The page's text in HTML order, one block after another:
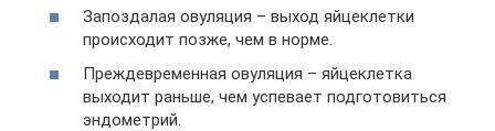
Запоздалая овуляция – выход яйцеклетки
происходит позже, чем в норме.
Преждевременная овуляция – яйцеклетка
выходит раньше, чем успевает подготовиться
эндометрий.